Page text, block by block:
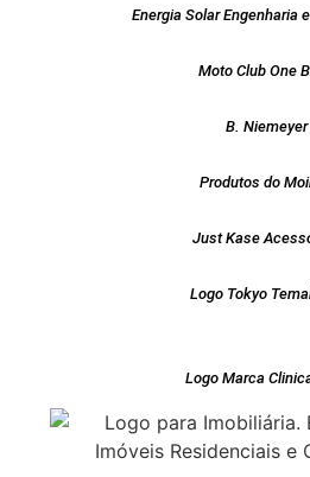
Energia Solar Engenharia
Moto Club One
B. Niemeyer
Produtos do
Just Kase
Logo Tokyo
Logo Marca